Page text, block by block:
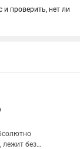
проверить, нет ли
лежит без